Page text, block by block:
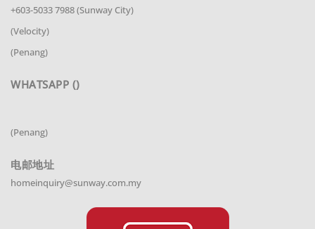
+603-5033 7988 (Sunway City)
(Velocity)
(Penang)
WHATSAPP ()
(Penang)
电邮地址
homeinquiry@sunway.com.my